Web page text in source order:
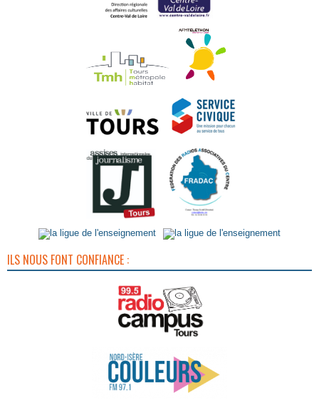
ILS NOUS FONT CONFIANCE :